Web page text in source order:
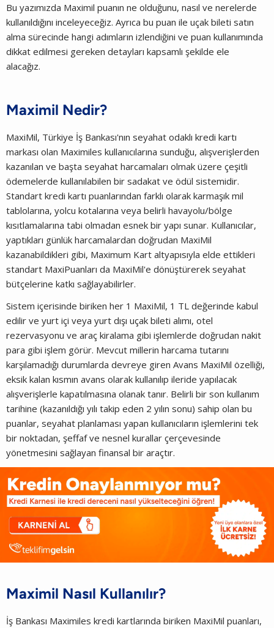
Bu yazımızda Maximil puanın ne olduğunu, nasıl ve nerelerde
kullanıldığını inceleyeceğiz. Ayrıca bu puan ile uçak bileti satın
alma sürecinde hangi adımların izlendiğini ve puan kullanımında
dikkat edilmesi gereken detayları kapsamlı şekilde ele
alacağız.
Maximil Nedir?
MaxiMil, Türkiye İş Bankası'nın seyahat odaklı kredi kartı
markası olan Maximiles kullanıcılarına sunduğu, alışverişlerden
kazanılan ve başta seyahat harcamaları olmak üzere çeşitli
ödemelerde kullanılabilen bir sadakat ve ödül sistemidir.
Standart kredi kartı puanlarından farklı olarak karmaşık mil
tablolarına, yolcu kotalarına veya belirli havayolu/bölge
kısıtlamalarına tabi olmadan esnek bir yapı sunar. Kullanıcılar,
yaptıkları günlük harcamalardan doğrudan MaxiMil
kazanabildikleri gibi, Maximum Kart altyapısıyla elde ettikleri
standart MaxiPuanları da MaxiMil'e dönüştürerek seyahat
bütçelerine katkı sağlayabilirler.
Sistem içerisinde biriken her 1 MaxiMil, 1 TL değerinde kabul
edilir ve yurt içi veya yurt dışı uçak bileti alımı, otel
rezervasyonu ve araç kiralama gibi işlemlerde doğrudan nakit
para gibi işlem görür. Mevcut millerin harcama tutarını
karşılamadığı durumlarda devreye giren Avans MaxiMil özelliği,
eksik kalan kısmın avans olarak kullanılıp ileride yapılacak
alışverişlerle kapatılmasına olanak tanır. Belirli bir son kullanım
tarihine (kazanıldığı yılı takip eden 2 yılın sonu) sahip olan bu
puanlar, seyahat planlaması yapan kullanıcıların işlemlerini tek
bir noktadan, şeffaf ve nesnel kurallar çerçevesinde
yönetmesini sağlayan finansal bir araçtır.
Maximil Nasıl Kullanılır?
İş Bankası Maximiles kredi kartlarında biriken MaxiMil puanları,